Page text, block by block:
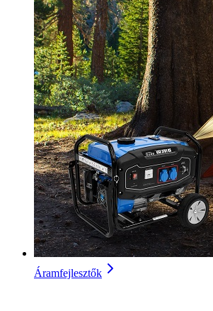
Áramfejlesztők